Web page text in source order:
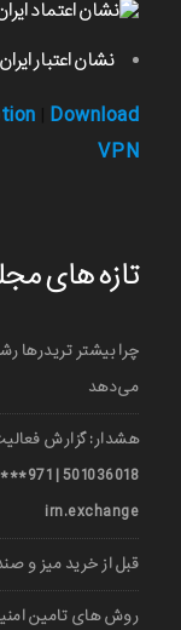
نشان اعتبار
Download
VPN
تازه های
می‌دهد
هشدار: گزارش
irn.exchange
قبل از خرید میز و
روش های تامین